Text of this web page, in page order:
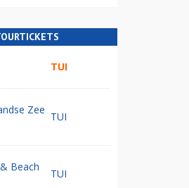
TUI
Zee
TUI
Beach
TUI